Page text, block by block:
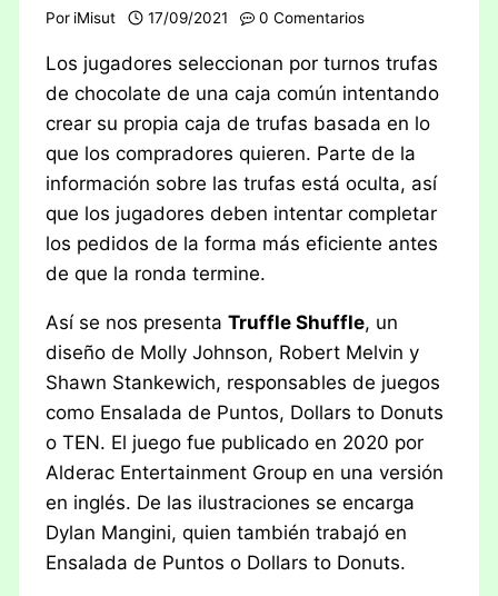
Por iMisut 17/09/2021 0 Comentarios
Los jugadores seleccionan por turnos trufas
de chocolate de una caja común intentando
crear su propia caja de trufas basada en lo
que los compradores quieren. Parte de la
información sobre las trufas está oculta, así
que los jugadores deben intentar completar
los pedidos de la forma más eficiente antes
de que la ronda termine.
Así se nos presentaTruffle Shuffle, un
diseño de Molly Johnson, Robert Melvin y
Shawn Stankewich, responsables de juegos
como Ensalada de Puntos, Dollars to Donuts
o TEN. El juego fue publicado en 2020 por
Alderac Entertainment Group en una versión
en inglés. De las ilustraciones se encarga
Dylan Mangini, quien también trabajó en
Ensalada de Puntos o Dollars to Donuts.